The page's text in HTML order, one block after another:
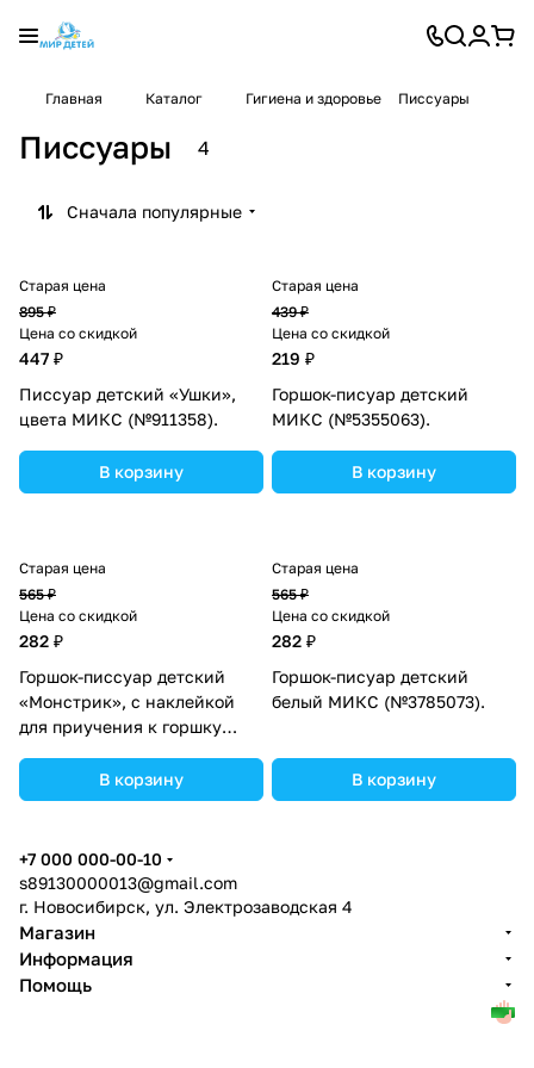
Главная Каталог Гигиена и здоровье Писсуары
Писсуары 4
Сначала популярные
Старая цена
895 ₽
Цена со скидкой
447 ₽
Писсуар детский «Ушки»,
цвета МИКС (№911358).
В корзину
Старая цена
439 ₽
Цена со скидкой
219 ₽
Горшок-писуар детский
МИКС (№5355063).
В корзину
Старая цена
565 ₽
Цена со скидкой
282 ₽
Горшок-писсуар детский
«Монстрик», с наклейкой
для приучения к горшку
В корзину
Старая цена
565 ₽
Цена со скидкой
282 ₽
Горшок-писуар детский
белый МИКС (№3785073).
В корзину
+7 000 000-00-10
s89130000013@gmail.com
г. Новосибирск, ул. Электрозаводская 4
Магазин
Информация
Помощь